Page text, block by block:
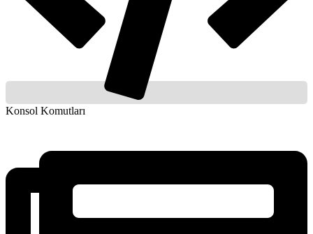
Konsol Komutları